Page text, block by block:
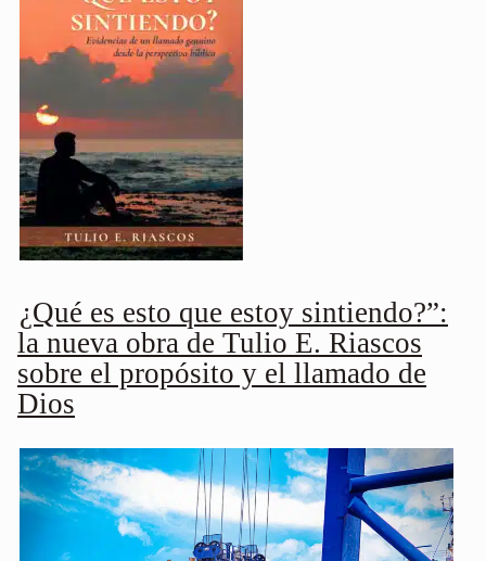
¿Qué es esto que estoy sintiendo?”:
la nueva obra de Tulio E. Riascos
sobre el propósito y el llamado de
Dios